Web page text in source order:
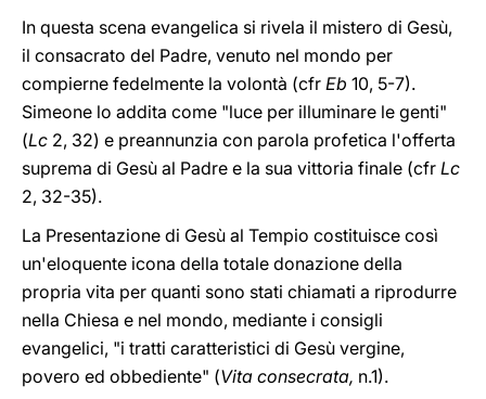
In questa scena evangelica si rivela il mistero di Gesù,
il consacrato del Padre, venuto nel mondo per
compierne fedelmente la volontà (cfr Eb 10, 5-7).
Simeone lo addita come "luce per illuminare le genti"
(Lc 2, 32) e preannunzia con parola profetica l'offerta
suprema di Gesù al Padre e la sua vittoria finale (cfr Lc
2, 32-35).
La Presentazione di Gesù al Tempio costituisce così
un'eloquente icona della totale donazione della
propria vita per quanti sono stati chiamati a riprodurre
nella Chiesa e nel mondo, mediante i consigli
evangelici, "i tratti caratteristici di Gesù vergine,
povero ed obbediente" (Vita consecrata, n.1).